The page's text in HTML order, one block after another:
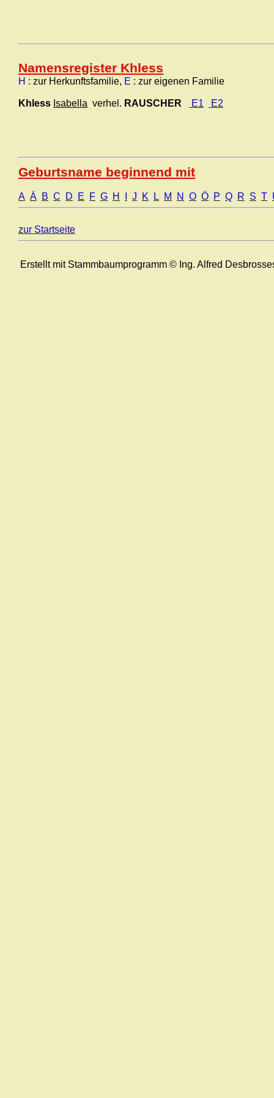
Namensregister Khless
H : zur Herkunftsfamilie, E : zur eigenen Familie
Khless Isabella verhel. RAUSCHER E1 E2
Geburtsname beginnend mit
A Ä B C D E F G H J K L M N O Ö P Q R S T
zur Startseite
Erstellt mit Stammbaumprogramm © Ing. Alfred